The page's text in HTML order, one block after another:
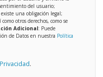
del usuario;
una obligación legal;
otros derechos, como se
Adicional: Puede
de Datos en nuestra Política
.